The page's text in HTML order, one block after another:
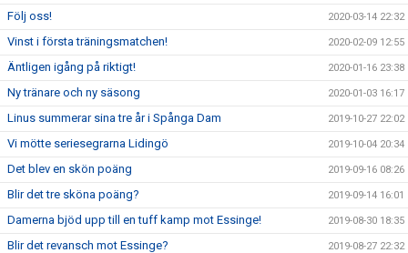
Följ oss! 2020-03-14 22:32
Vinst i första träningsmatchen! 2020-02-09 12:55
Äntligen igång på riktigt! 2020-01-16 23:38
Ny tränare och ny säsong 2020-01-03 16:17
Linus summerar sina tre år i Spånga Dam 2019-10-27 22:02
Vi mötte seriesegrarna Lidingö 2019-10-04 20:34
Det blev en skön poäng 2019-09-16 08:26
Blir det tre sköna poäng? 2019-09-14 16:01
Damerna bjöd upp till en tuff kamp mot Essinge! 2019-08-30 18:35
Blir det revansch mot Essinge? 2019-08-27 22:32